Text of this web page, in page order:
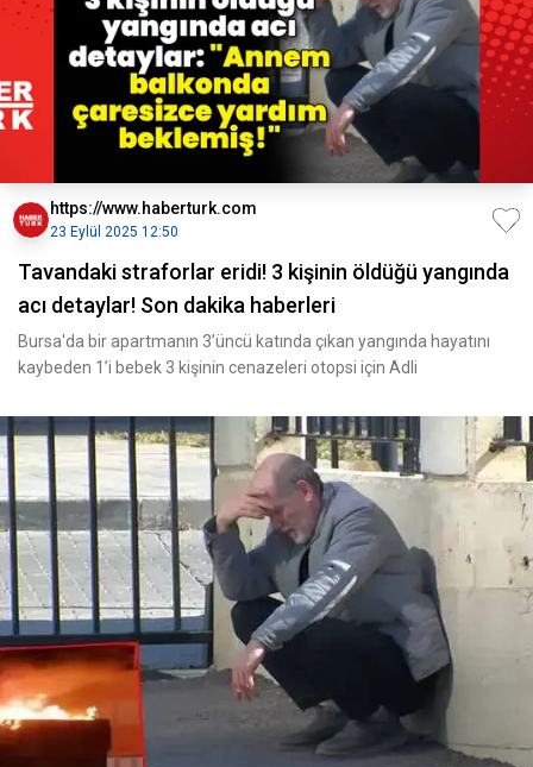
https://www.haberturk.com
23 Eylül 2025 12:50
Tavandaki straforlar eridi! 3 kişinin öldüğü yangında
acı detaylar! Son dakika haberleri
Bursa'da bir apartmanın 3’üncü katında çıkan yangında hayatını
kaybeden 1’i bebek 3 kişinin cenazeleri otopsi için Adli